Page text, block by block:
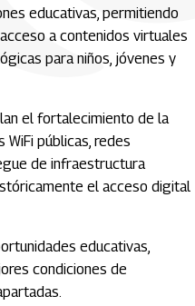
educativas, permitiendo
a contenidos virtuales
para niños, jóvenes y
el fortalecimiento de la
públicas, redes
de infraestructura
el acceso digital
educativas,
condiciones de